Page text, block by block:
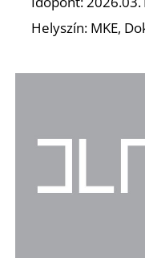
Helyszín: MKE,